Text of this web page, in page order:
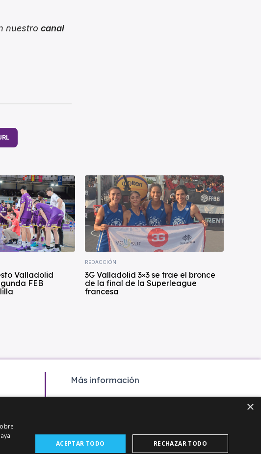
nuestro canal
Valladolid
FEB
REDACCIÓN
3G Valladolid 3×3 se trae el bronce
de la final de la Superleague
francesa
Más información
Agenda
×
ACEPTAR TODO RECHAZAR TODO